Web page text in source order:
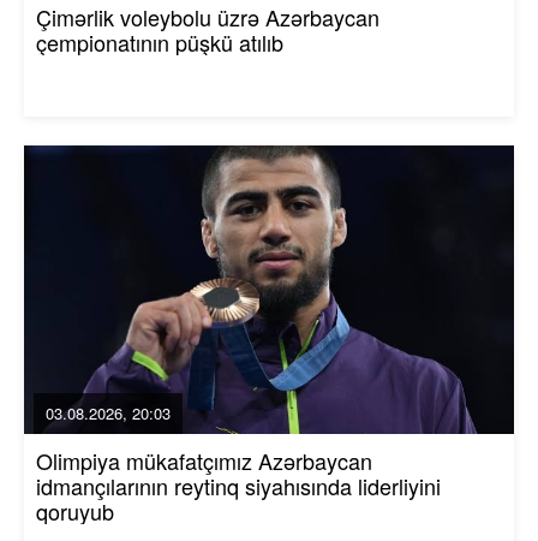
Çimərlik voleybolu üzrə Azərbaycan
çempionatının püşkü atılıb
03.08.2026, 20:03
Olimpiya mükafatçımız Azərbaycan
idmançılarının reytinq siyahısında liderliyini
qoruyub